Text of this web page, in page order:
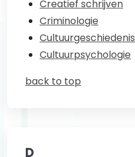
Creatief schrijven
Criminologie
Cultuurgeschiedenis
Cultuurpsychologie
back to top
D